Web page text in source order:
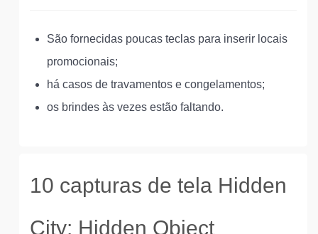
São fornecidas poucas teclas para inserir locais
promocionais;
há casos de travamentos e congelamentos;
os brindes às vezes estão faltando.
10 capturas de tela Hidden
City: Hidden Object